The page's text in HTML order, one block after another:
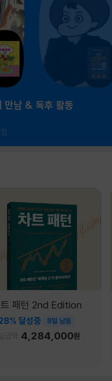
만남 & 독후 활동
패턴 2nd Edition
달성중 9일 남음
금액 4,284,000원